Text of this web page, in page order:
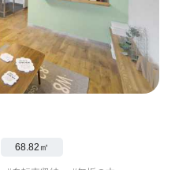
68.82㎡